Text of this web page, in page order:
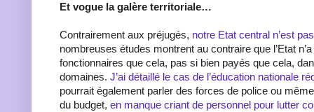
Et vogue la galère territoriale…
Contrairement aux préjugés, notre Etat central n’est
nombreuses études montrent au contraire que l’Etat
fonctionnaires que cela, pas si bien payés que cela,
domaines. J’ai détaillé le cas de l’éducation nationale
pourrait également parler des forces de police ou
du budget, en manque criant de personnel pour lutter